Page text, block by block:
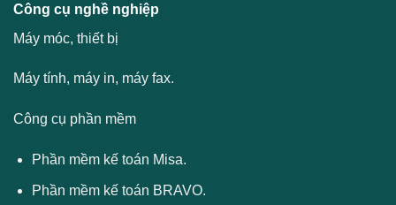
Công cụ nghề nghiệp
Máy móc, thiết bị
Máy tính, máy in, máy fax.
Công cụ phần mềm
Phần mềm kế toán Misa.
Phần mềm kế toán BRAVO.